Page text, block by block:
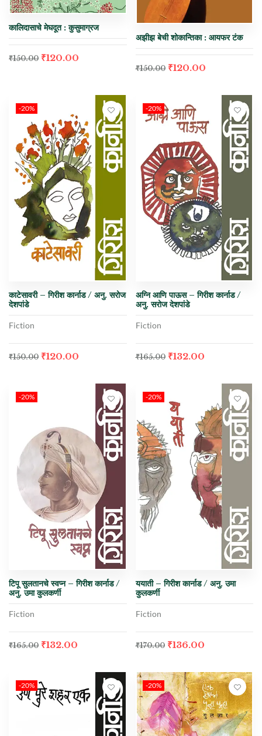
कालिदासाचे मेघदूत : कुसुमाग्रज
₹150.00 ₹120.00
अझीझ बेची शोकान्तिका : आयफर टंक
₹150.00 ₹120.00
-20%
काटेसावरी – गिरीश कार्नाड / अनु. सरोज
देशपांडे
Fiction
₹150.00 ₹120.00
-20%
अग्नि आणि पाऊस – गिरीश कार्नाड /
अनु. सरोज देशपांडे
Fiction
₹165.00 ₹132.00
-20%
टिपू सुलतानचे स्वप्न – गिरीश कार्नाड /
अनु. उमा कुलकर्णी
Fiction
₹165.00 ₹132.00
-20%
ययाती – गिरीश कार्नाड / अनु. उमा
कुलकर्णी
Fiction
₹170.00 ₹136.00
-20% -20%